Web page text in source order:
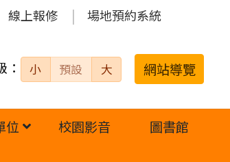
線上報修 場地預約系統
： 小 預設 大 網站導覽
位 校園影音
圖書館